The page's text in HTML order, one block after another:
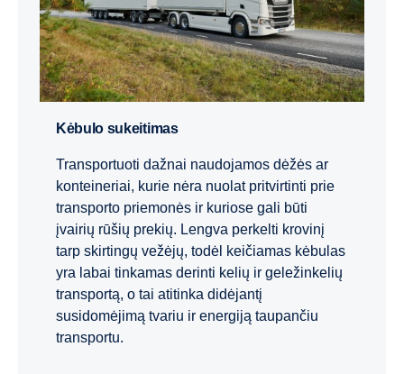
Kėbulo sukeitimas
Transportuoti dažnai naudojamos dėžės ar
konteineriai, kurie nėra nuolat pritvirtinti prie
transporto priemonės ir kuriose gali būti
įvairių rūšių prekių. Lengva perkelti krovinį
tarp skirtingų vežėjų, todėl keičiamas kėbulas
yra labai tinkamas derinti kelių ir geležinkelių
transportą, o tai atitinka didėjantį
susidomėjimą tvariu ir energiją taupančiu
transportu.